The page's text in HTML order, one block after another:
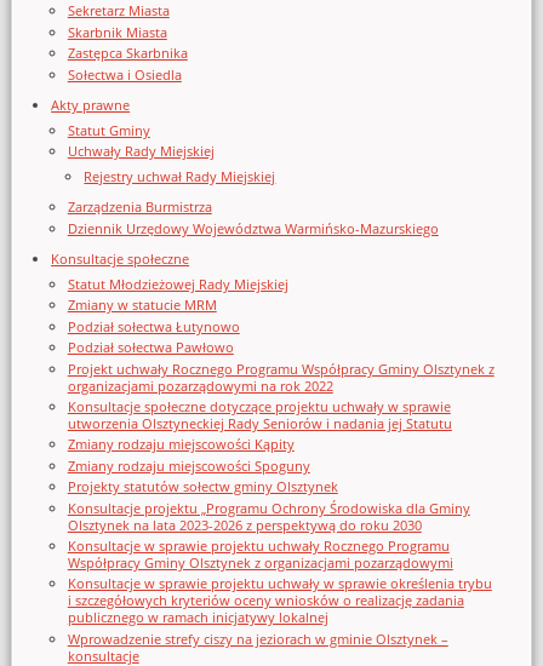
Sekretarz Miasta
Skarbnik Miasta
Zastępca Skarbnika
Sołectwa i Osiedla
Akty prawne
Statut Gminy
Uchwały Rady Miejskiej
Rejestry uchwał Rady Miejskiej
Zarządzenia Burmistrza
Dziennik Urzędowy Województwa Warmińsko-Mazurskiego
Konsultacje społeczne
Statut Młodzieżowej Rady Miejskiej
Zmiany w statucie MRM
Podział sołectwa Łutynowo
Podział sołectwa Pawłowo
Projekt uchwały Rocznego Programu Współpracy Gminy Olsztynek z
organizacjami pozarządowymi na rok 2022
Konsultacje społeczne dotyczące projektu uchwały w sprawie
utworzenia Olsztyneckiej Rady Seniorów i nadania jej Statutu
Zmiany rodzaju miejscowości Kąpity
Zmiany rodzaju miejscowości Spoguny
Projekty statutów sołectw gminy Olsztynek
Konsultacje projektu „Programu Ochrony Środowiska dla Gminy
Olsztynek na lata 2023-2026 z perspektywą do roku 2030
Konsultacje w sprawie projektu uchwały Rocznego Programu
Współpracy Gminy Olsztynek z organizacjami pozarządowymi
Konsultacje w sprawie projektu uchwały w sprawie określenia trybu
i szczegółowych kryteriów oceny wniosków o realizację zadania
publicznego w ramach inicjatywy lokalnej
Wprowadzenie strefy ciszy na jeziorach w gminie Olsztynek –
konsultacje